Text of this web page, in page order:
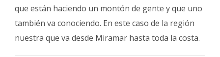
que están haciendo un montón de gente y que uno
también va conociendo. En este caso de la región
nuestra que va desde Miramar hasta toda la costa.